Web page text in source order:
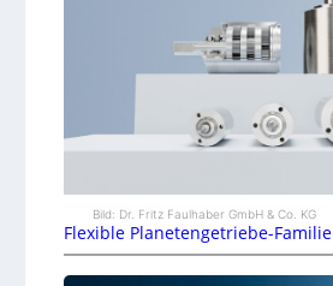
Bild: Dr. Fritz Faulhaber GmbH & Co. KG
Flexible Planetengetriebe-Familie